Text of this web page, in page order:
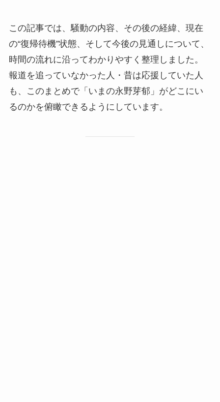
この記事では、騒動の内容、その後の経緯、現在
の“復帰待機”状態、そして今後の見通しについて、
時間の流れに沿ってわかりやすく整理しました。
報道を追っていなかった人・昔は応援していた人
も、このまとめで「いまの永野芽郁」がどこにい
るのかを俯瞰できるようにしています。